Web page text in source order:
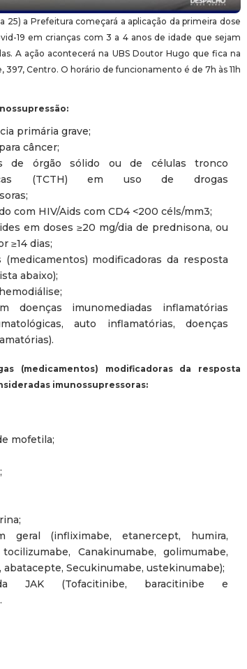
25) a Prefeitura começará a aplicação da primeira dose
19 em crianças com 3 a 4 anos de idade que sejam
A ação acontecerá na UBS Doutor Hugo que fica na
397, Centro. O horário de funcionamento é de 7h às 11h
primária grave;
câncer;
de órgão sólido ou de células tronco
(TCTH) em uso de drogas
com HIV/Aids com CD4 <200 céls/mm3;
em doses ≥20 mg/dia de prednisona, ou
≥14 dias;
(medicamentos) modificadoras da resposta
abaixo);
doenças imunomediadas inflamatórias
auto inflamatórias, doenças
(medicamentos) modificadoras da resposta
imunossupressoras:
mofetila;
geral (infliximabe, etanercept, humira,
Canakinumabe, golimumabe,
Secukinumabe, ustekinumabe);
JAK (Tofacitinibe, baracitinibe e